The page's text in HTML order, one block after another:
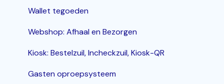
Wallet tegoeden
Webshop: Afhaal en Bezorgen
Kiosk: Bestelzuil, Incheckzuil, Kiosk-QR
Gasten oproepsysteem